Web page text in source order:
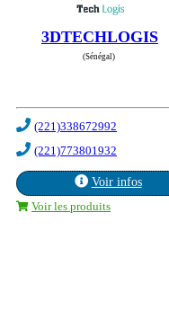
3DTECHLOGIS
(Sénégal)
(221)338672992
(221)773801932
Voir infos
Voir les produits